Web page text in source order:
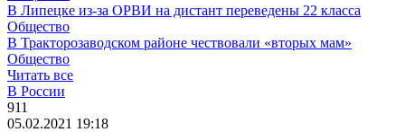
В Липецке из-за ОРВИ на дистант переведены 22 класса
Общество
В Тракторозаводском районе чествовали «вторых мам»
Общество
Читать все
В России
911
05.02.2021 19:18